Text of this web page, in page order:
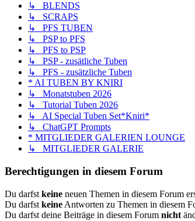
↳ BLENDS
↳ SCRAPS
↳ PFS TUBEN
↳ PSP to PFS
↳ PFS to PSP
↳ PSP - zusätliche Tuben
↳ PFS - zusätzliche Tuben
* AI TUBEN BY KNIRI
↳ Monatstuben 2026
↳ Tutorial Tuben 2026
↳ AI Special Tuben Set*Kniri*
↳ ChatGPT Prompts
* MITGLIEDER GALERIEN LOUNGE
↳ MITGLIEDER GALERIE
Berechtigungen in diesem Forum
Du darfst keine neuen Themen in diesem Forum
Du darfst keine Antworten zu Themen in diesem
Du darfst deine Beiträge in diesem Forum nicht